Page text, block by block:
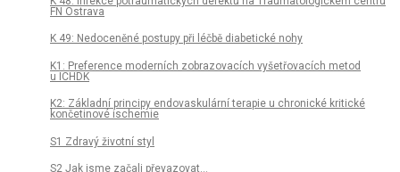
FN Ostrava
K 49: Nedoceněné postupy při léčbě diabetické nohy
K1: Preference moderních zobrazovacích vyšetřovacích metod
u ICHDK
K2: Základní principy endovaskulární terapie u chronické kritické
končetinové ischemie
S1 Zdravý životní styl
S2 Jak jsme začali převazovat...